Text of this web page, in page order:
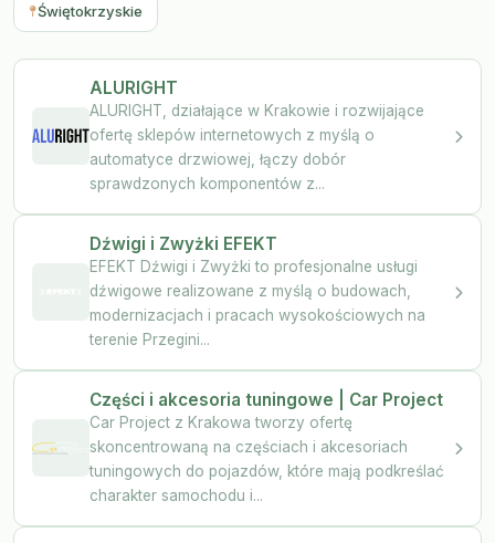
Świętokrzyskie
ALURIGHT
ALURIGHT, działające w Krakowie i rozwijające
ofertę sklepów internetowych z myślą o
automatyce drzwiowej, łączy dobór
sprawdzonych komponentów z...
Dźwigi i Zwyżki EFEKT
EFEKT Dźwigi i Zwyżki to profesjonalne usługi
dźwigowe realizowane z myślą o budowach,
modernizacjach i pracach wysokościowych na
terenie Przegini...
Części i akcesoria tuningowe | Car Project
Car Project z Krakowa tworzy ofertę
skoncentrowaną na częściach i akcesoriach
tuningowych do pojazdów, które mają podkreślać
charakter samochodu i...